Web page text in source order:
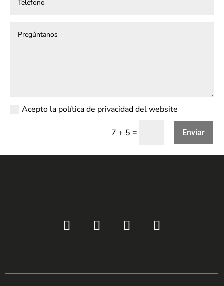
Acepto la política de privacidad del website
7 + 5 = Enviar